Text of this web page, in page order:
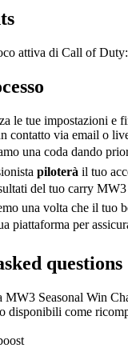
attiva di Call of
le tue impostazioni e
contatto via email o
una coda dando
piloterà il tuo
del tuo carry
una volta che il tuo
piattaforma per
questions
MW3 Seasonal Win
disponibili come